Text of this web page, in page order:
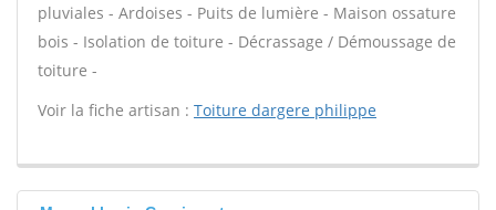
pluviales - Ardoises - Puits de lumière - Maison ossature
bois - Isolation de toiture - Décrassage / Démoussage de
toiture -
Voir la fiche artisan : Toiture dargere philippe